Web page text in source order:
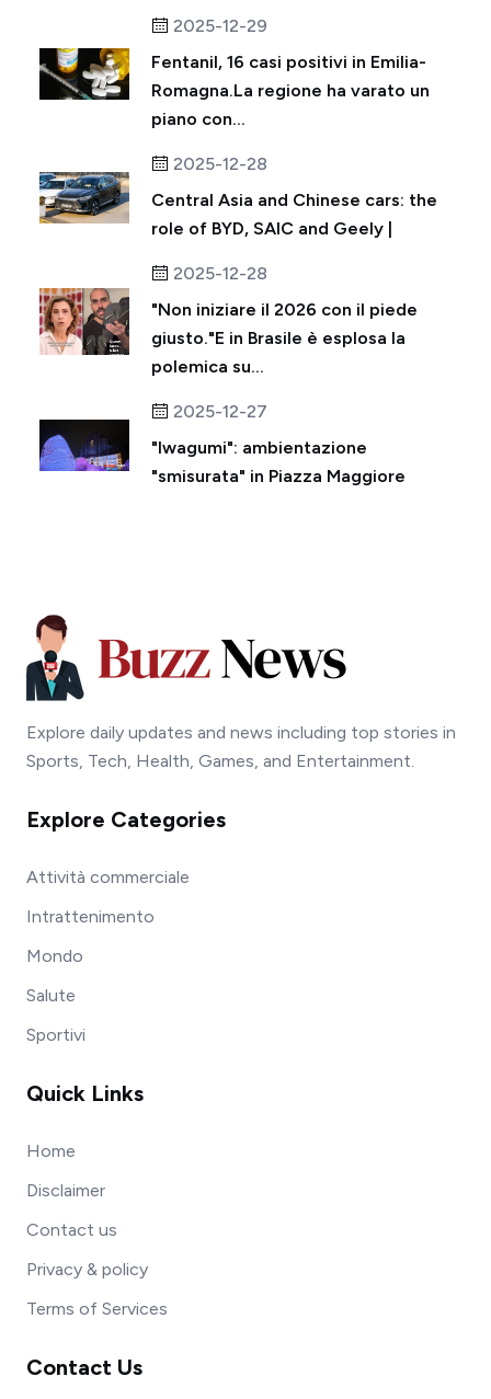
2025-12-29
Fentanil, 16 casi positivi in ​​Emilia-
Romagna.La regione ha varato un
piano con...
2025-12-28
Central Asia and Chinese cars: the
role of BYD, SAIC and Geely |
2025-12-28
"Non iniziare il 2026 con il piede
giusto."E in Brasile è esplosa la
polemica su...
2025-12-27
"Iwagumi": ambientazione
"smisurata" in Piazza Maggiore
Explore daily updates and news including top stories in
Sports, Tech, Health, Games, and Entertainment.
Explore Categories
Attività commerciale
Intrattenimento
Mondo
Salute
Sportivi
Quick Links
Home
Disclaimer
Contact us
Privacy & policy
Terms of Services
Contact Us